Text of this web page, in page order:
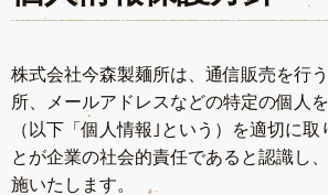
株式会社今森製麺所は、通信販売を行
所、メールアドレスなどの特定の個人
（以下「個人情報｣という）を適切に取
とが企業の社会的責任であると認識し
施いたします。